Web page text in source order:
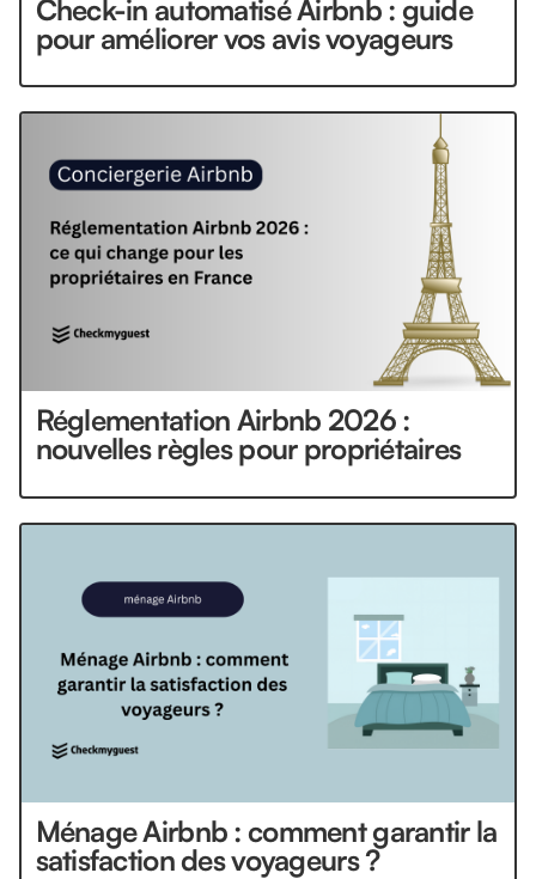
Check-in automatisé Airbnb : guide
pour améliorer vos avis voyageurs
Réglementation Airbnb 2026 :
nouvelles règles pour propriétaires
Ménage Airbnb : comment garantir la
satisfaction des voyageurs ?